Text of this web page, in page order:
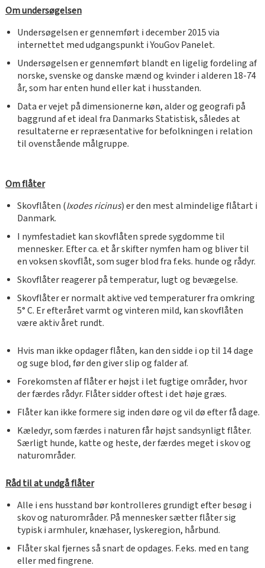
Om undersøgelsen
Undersøgelsen er gennemført i december 2015 via
internettet med udgangspunkt i YouGov Panelet.
Undersøgelsen er gennemført blandt en ligelig fordeling af
norske, svenske og danske mænd og kvinder i alderen 18-74
år, som har enten hund eller kat i husstanden.
Data er vejet på dimensionerne køn, alder og geografi på
baggrund af et ideal fra Danmarks Statistisk, således at
resultaterne er repræsentative for befolkningen i relation
til ovenstående målgruppe.
Om flåter
Skovflåten (Ixodes ricinus) er den mest almindelige flåtart i
Danmark.
I nymfestadiet kan skovflåten sprede sygdomme til
mennesker. Efter ca. et år skifter nymfen ham og bliver til
en voksen skovflåt, som suger blod fra f.eks. hunde og rådyr.
Skovflåter reagerer på temperatur, lugt og bevægelse.
Skovflåter er normalt aktive ved temperaturer fra omkring
5° C. Er efteråret varmt og vinteren mild, kan skovflåten
være aktiv året rundt.
Hvis man ikke opdager flåten, kan den sidde i op til 14 dage
og suge blod, før den giver slip og falder af.
Forekomsten af flåter er højst i let fugtige områder, hvor
der færdes rådyr. Flåter sidder oftest i det høje græs.
Flåter kan ikke formere sig inden døre og vil dø efter få dage.
Kæledyr, som færdes i naturen får højst sandsynligt flåter.
Særligt hunde, katte og heste, der færdes meget i skov og
naturområder.
Råd til at undgå flåter
Alle i ens husstand bør kontrolleres grundigt efter besøg i
skov og naturområder. På mennesker sætter flåter sig
typisk i armhuler, knæhaser, lyskeregion, hårbund.
Flåter skal fjernes så snart de opdages. F.eks. med en tang
eller med fingrene.